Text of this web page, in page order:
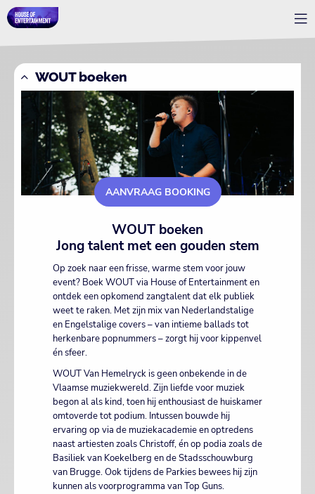
WOUT boeken
AANVRAAG BOOKING
WOUT boeken
Jong talent met een gouden stem
Op zoek naar een frisse, warme stem voor jouw
event? Boek WOUT via House of Entertainment en
ontdek een opkomend zangtalent dat elk publiek
weet te raken. Met zijn mix van Nederlandstalige
en Engelstalige covers – van intieme ballads tot
herkenbare popnummers – zorgt hij voor kippenvel
én sfeer.
WOUT Van Hemelryck is geen onbekende in de
Vlaamse muziekwereld. Zijn liefde voor muziek
begon al als kind, toen hij enthousiast de huiskamer
omtoverde tot podium. Intussen bouwde hij
ervaring op via de muziekacademie en optredens
naast artiesten zoals Christoff, én op podia zoals de
Basiliek van Koekelberg en de Stadsschouwburg
van Brugge. Ook tijdens de Parkies bewees hij zijn
kunnen als voorprogramma van Top Guns.